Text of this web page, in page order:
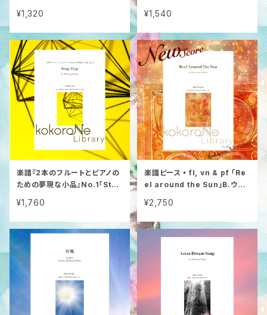
¥1,320 ¥1,540
楽譜『2本のフルートとピアノの
ための夢現な小品』No.1「Stop
¥1,760
楽譜ピース▪️fl, vn & pf 「Re
el around the Sun」B.ウィ
¥2,750